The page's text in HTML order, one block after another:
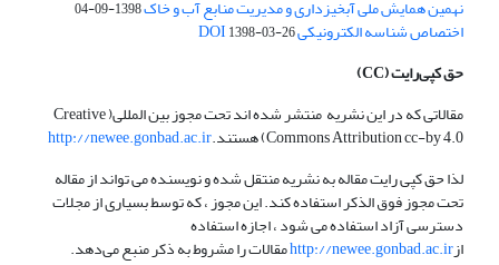
نهمین همایش ملی آبخیزداری و مدیریت منابع آب و خاک1398-09-04
اختصاص شناسه الکترونیکی DOI1398-03-26
حق کپی‌رایت(CC)
مقالاتی که در این نشریه منتشر شده اند تحت مجوز بین المللی( Creative
Commons Attribution cc-by 4.0) هستند.
http://newee.gonbad.ac.ir
لذا حق کپی رایت مقاله به نشریه منتقل شده و نویسنده می تواند از مقاله
تحت مجوز فوق الذکر استفاده کند. این مجوز ، که توسط بسیاری از مجلات
دسترسی آزاد استفاده می شود ، اجازه استفاده
ازhttp://newee.gonbad.ac.irمقالات را مشروط به ذکر منبع می‌دهد.